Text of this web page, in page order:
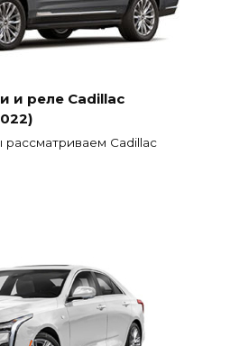
и реле Cadillac
рассматриваем Cadillac